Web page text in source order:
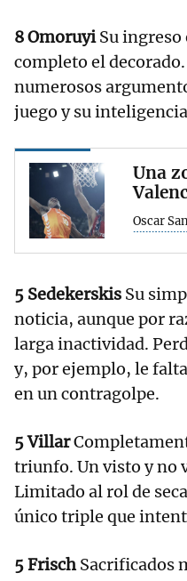
8 OmoruyiSu
completo el
numerosos
juego y su
Una
Oscar
5 Sedekerskis Su
noticia, aunque por
larga inactividad.
y, por ejemplo, le
en un contragolpe.
5 Villar
triunfo. Un visto y no
Limitado al rol de
único triple que
5 Frisch Sacrificados